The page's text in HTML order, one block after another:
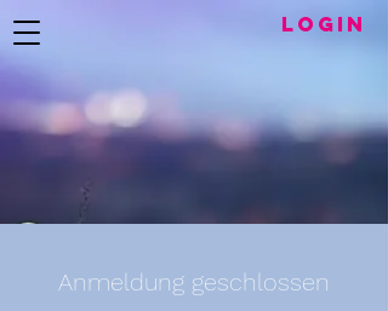
LogIN
Anmeldung geschlossen